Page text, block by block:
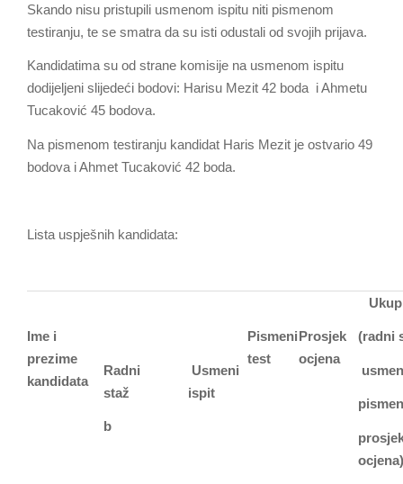
Skando nisu pristupili usmenom ispitu niti pismenom
testiranju, te se smatra da su isti odustali od svojih prijava.
Kandidatima su od strane komisije na usmenom ispitu
dodijeljeni slijedeći bodovi: Harisu Mezit 42 boda i Ahmetu
Tucaković 45 bodova.
Na pismenom testiranju kandidat Haris Mezit je ostvario 49
bodova i Ahmet Tucaković 42 boda.
Lista uspješnih kandidata:
Ime i
prezime
kandidata
Radni
staž
b
Usmeni
ispit
Pismeni
test
Prosjek
ocjena
(radni
ocjena)